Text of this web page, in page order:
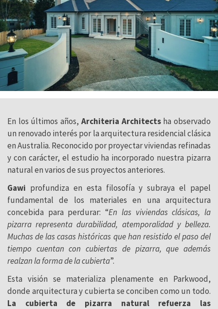
En los últimos años, Architeria Architectsha observado
un renovado interés por la arquitectura residencial clásica
en Australia. Reconocido por proyectar viviendas refinadas
y con carácter, el estudio ha incorporado nuestra pizarra
natural en varios de sus proyectos anteriores.
Gawi profundiza en esta filosofía y subraya el papel
fundamental de los materiales en una arquitectura
concebida para perdurar: “En las viviendas clásicas, la
pizarra representa durabilidad, atemporalidad y belleza.
Muchas de las casas históricas que han resistido el paso del
tiempo cuentan con cubiertas de pizarra, que además
realzan la forma de la cubierta”.
Esta visión se materializa plenamente en Parkwood,
donde arquitectura y cubierta se conciben como un todo.
La cubierta de pizarra natural refuerza las